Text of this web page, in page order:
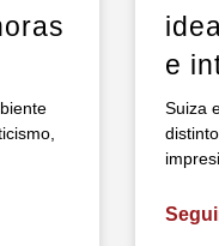
e
Suiza